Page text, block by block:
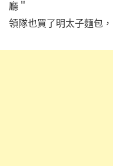
領隊也買了明太子麵包，